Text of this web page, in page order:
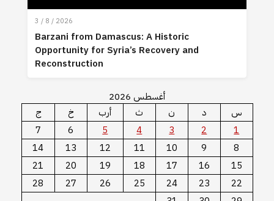
3 / 8 / 2026
Barzani from Damascus: A Historic
Opportunity for Syria’s Recovery and
Reconstruction
أغسطس 2026
س
د ن ث أرب خ
ج
1
2
3
4
5
6
7
8
9
10
11
12
13
14
15
16
17
18
19
20
21
22
23
24
25
26
27
28